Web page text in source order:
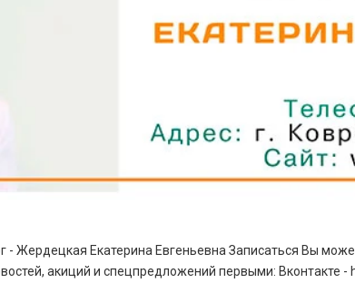
Жердецкая Екатерина Евгеньевна Записаться Вы
акиций и спецпредложений первыми: Вконтакте